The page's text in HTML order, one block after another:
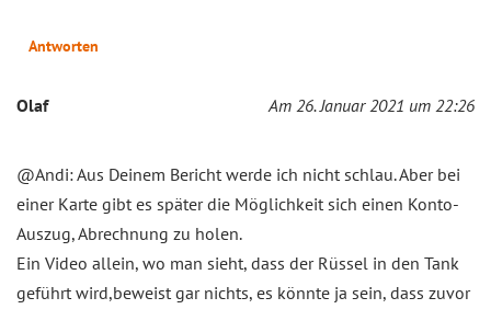
Antworten
Olaf Am 26. Januar 2021 um 22:26
@Andi: Aus Deinem Bericht werde ich nicht schlau. Aber bei
einer Karte gibt es später die Möglichkeit sich einen Konto-
Auszug, Abrechnung zu holen.
Ein Video allein, wo man sieht, dass der Rüssel in den Tank
geführt wird,beweist gar nichts, es könnte ja sein, dass zuvor